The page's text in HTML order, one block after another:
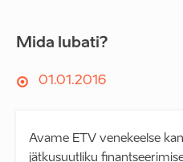
Mida lubati?
01.01.2016
Avame ETV venekeelse
jätkusuutliku